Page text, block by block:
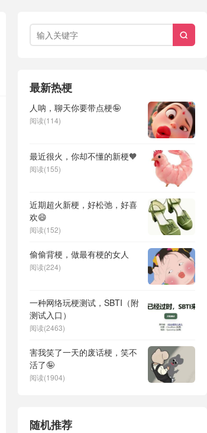

最新热梗
人呐，聊天你要带点梗🤪
阅读(114)
最近很火，你却不懂的新梗🧡
阅读(155)
近期超火新梗，好松弛，好喜
欢😄
阅读(152)
偷偷背梗，做最有梗的女人
阅读(224)
一种网络玩梗测试，SBTI（附
测试入口）
阅读(2463)
害我笑了一天的废话梗，笑不
活了🤪
阅读(1904)
随机推荐